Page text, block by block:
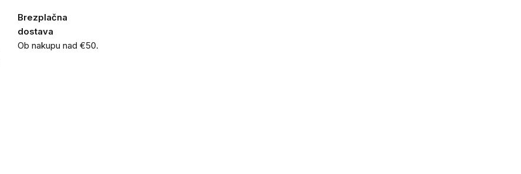
Brezplačna
dostava
Ob nakupu nad €50.